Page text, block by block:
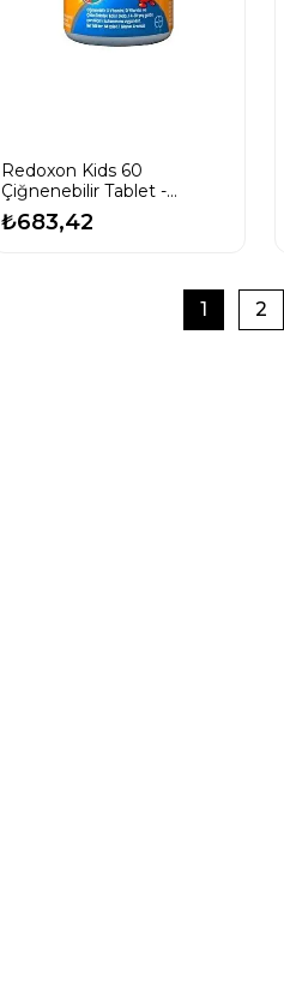
Redoxon Kids 60
Çiğnenebilir Tablet -
SKT:04/2027
₺683,42
1 2